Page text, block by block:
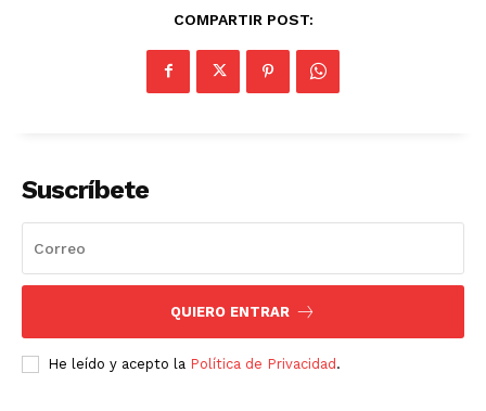
COMPARTIR POST:
Suscríbete
QUIERO ENTRAR
He leído y acepto la Política de Privacidad.